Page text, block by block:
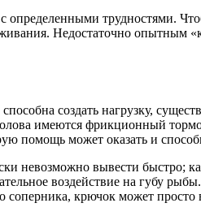
трудностями.
Недостаточно опытным
создать нагрузку,
имеются фрикционный
помощь может оказать и
невозможно вывести быстро;
воздействие на губу
соперника, крючок может просто